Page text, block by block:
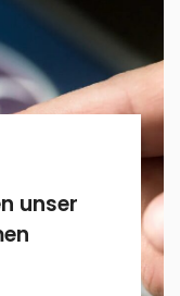
unser